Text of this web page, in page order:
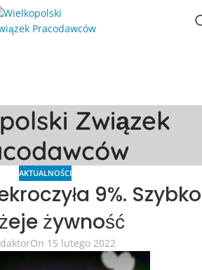
Związek
AKTUALNOŚCI
9%. Szybko
żywność
On 15 lutego 2022